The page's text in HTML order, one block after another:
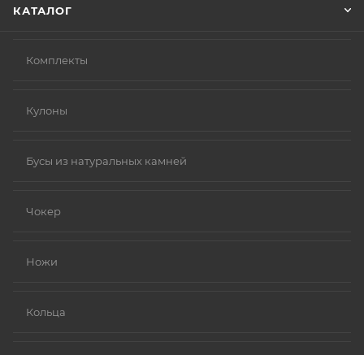
КАТАЛОГ
Комплекты
Кулоны
Бусы из натуральных камней
Чокер
Ножи
Кольца